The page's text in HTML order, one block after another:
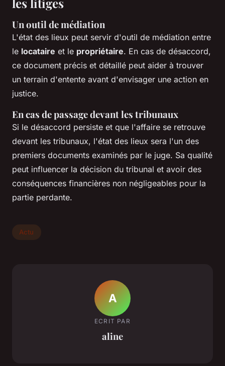
Un outil de médiation
L'état des lieux peut servir d'outil de médiation entre
le locataire et le propriétaire. En cas de désaccord,
ce document précis et détaillé peut aider à trouver
un terrain d'entente avant d'envisager une action en
justice.
En cas de passage devant les tribunaux
Si le désaccord persiste et que l'affaire se retrouve
devant les tribunaux, l'état des lieux sera l'un des
premiers documents examinés par le juge. Sa qualité
peut influencer la décision du tribunal et avoir des
conséquences financières non négligeables pour la
partie perdante.
Actu
A
ECRIT PAR
aline